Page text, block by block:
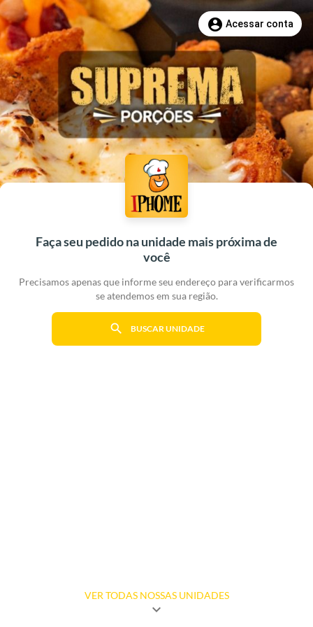
account_circle Acessar conta
Faça seu pedido na unidade mais próxima de
você
Precisamos apenas que informe seu endereço para verificarmos
se atendemos em sua região.
search BUSCAR UNIDADE
VER TODAS NOSSAS UNIDADES
expand_more